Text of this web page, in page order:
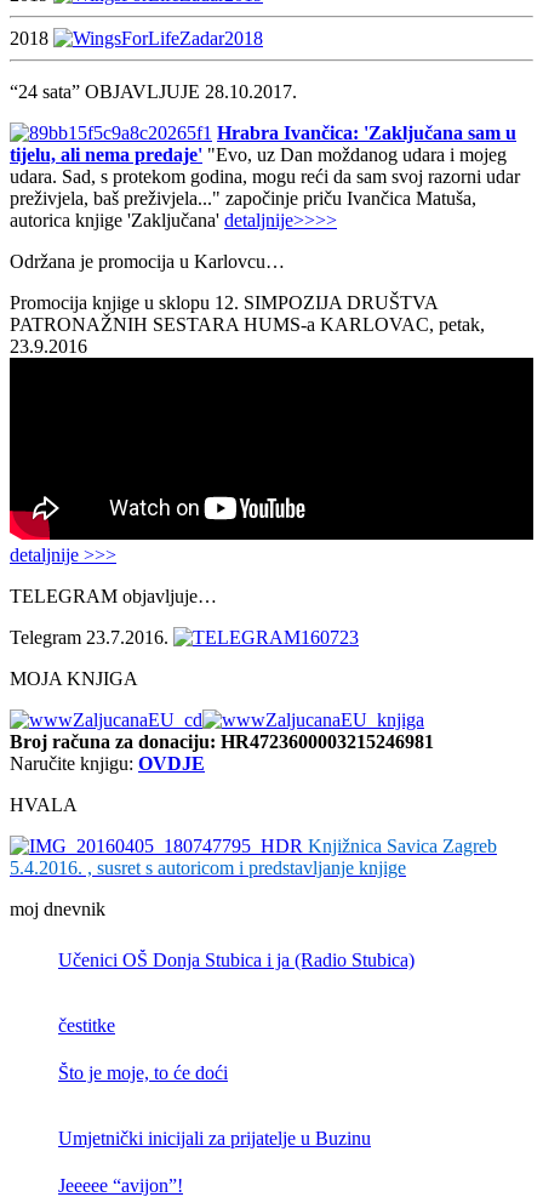
2018
“24 sata” OBJAVLJUJE 28.10.2017.
Hrabra Ivančica: 'Zaključana sam u
tijelu, ali nema predaje' "Evo, uz Dan moždanog udara i mojeg
udara. Sad, s protekom godina, mogu reći da sam svoj razorni udar
preživjela, baš preživjela..." započinje priču Ivančica Matuša,
autorica knjige 'Zaključana' detaljnije>>>>
Održana je promocija u Karlovcu…
Promocija knjige u sklopu 12. SIMPOZIJA DRUŠTVA
PATRONAŽNIH SESTARA HUMS-a KARLOVAC, petak,
23.9.2016
detaljnije >>>
TELEGRAM objavljuje…
Telegram 23.7.2016.
MOJA KNJIGA
Broj računa za donaciju: HR4723600003215246981
Naručite knjigu: OVDJE
HVALA
Knjižnica Savica Zagreb
5.4.2016. , susret s autoricom i predstavljanje knjige
moj dnevnik
Učenici OŠ Donja Stubica i ja (Radio Stubica)
čestitke
Što je moje, to će doći
Umjetnički inicijali za prijatelje u Buzinu
Jeeeee “avijon”!